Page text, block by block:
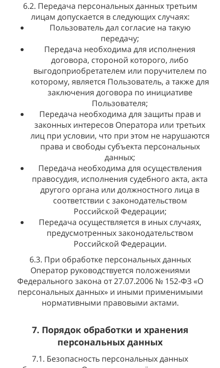
6.2. Передача персональных данных третьим
лицам допускается в следующих случаях:
Пользователь дал согласие на такую
передачу;
Передача необходима для исполнения
договора, стороной которого, либо
выгодоприобретателем или поручителем по
которому, является Пользователь, а также для
заключения договора по инициативе
Пользователя;
Передача необходима для защиты прав и
законных интересов Оператора или третьих
лиц при условии, что при этом не нарушаются
права и свободы субъекта персональных
данных;
Передача необходима для осуществления
правосудия, исполнения судебного акта, акта
другого органа или должностного лица в
соответствии с законодательством
Российской Федерации;
Передача осуществляется в иных случаях,
предусмотренных законодательством
Российской Федерации.
6.3. При обработке персональных данных
Оператор руководствуется положениями
Федерального закона от 27.07.2006 № 152-ФЗ «О
персональных данных» и иными применимыми
нормативными правовыми актами.
7. Порядок обработки и хранения
персональных данных
7.1. Безопасность персональных данных